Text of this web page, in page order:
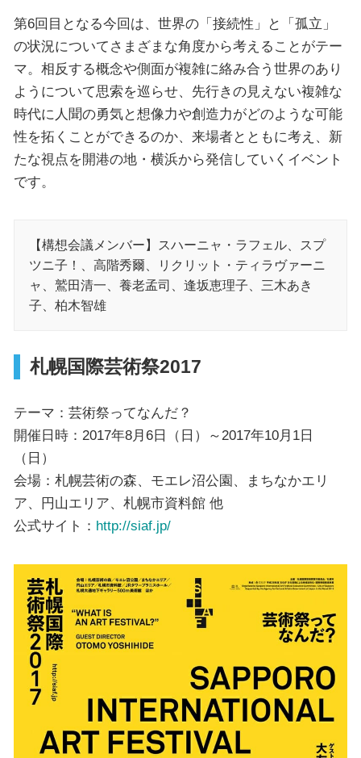
第6回目となる今回は、世界の「接続性」と「孤立」
の状況についてさまざまな角度から考えることがテー
マ。相反する概念や側面が複雑に絡み合う世界のあり
ようについて思索を巡らせ、先行きの見えない複雑な
時代に人聞の勇気と想像力や創造力がどのような可能
性を拓くことができるのか、来場者とともに考え、新
たな視点を開港の地・横浜から発信していくイベント
です。
【構想会議メンバー】スハーニャ・ラフェル、スプ
ツニ子！、高階秀爾、リクリット・ティラヴァーニ
ャ、鷲田清一、養老孟司、逢坂恵理子、三木あき
子、柏木智雄
札幌国際芸術祭2017
テーマ：芸術祭ってなんだ？
開催日時：2017年8月6日（日）～2017年10月1日
（日）
会場：札幌芸術の森、モエレ沼公園、まちなかエリ
ア、円山エリア、札幌市資料館 他
公式サイト： http://siaf.jp/